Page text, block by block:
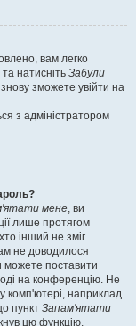
вам легко
натисніть Забули
зможете увійти на
з адміністратором
мене, ви
лише протягом
інший не зміг
не доводилося
можете поставити
на конференцію. Не
комп'ютері, наприклад
пункт Запам'ятати
цю функцію.